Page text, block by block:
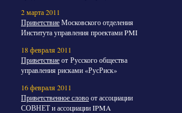
2 марта 2011
ПриветствиеМосковского отделения
Института управления проектами PMI
18 февраля 2011
Приветствиеот Русского общества
управления рисками «РусРиск»
16 февраля 2011
Приветственное словоот ассоциации
СОВНЕТ и ассоциации IPMA